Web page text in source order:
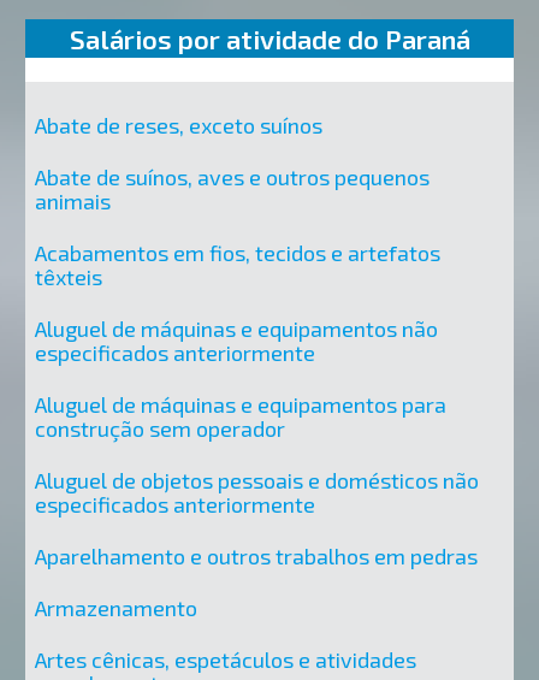
Salários por atividade do Paraná
Abate de reses, exceto suínos
Abate de suínos, aves e outros pequenos
animais
Acabamentos em fios, tecidos e artefatos
têxteis
Aluguel de máquinas e equipamentos não
especificados anteriormente
Aluguel de máquinas e equipamentos para
construção sem operador
Aluguel de objetos pessoais e domésticos não
especificados anteriormente
Aparelhamento e outros trabalhos em pedras
Armazenamento
Artes cênicas, espetáculos e atividades